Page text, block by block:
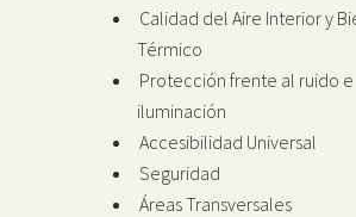
Calidad del Aire Interior y
Térmico
Protección frente al ruido e
iluminación
Accesibilidad Universal
Seguridad
Áreas Transversales